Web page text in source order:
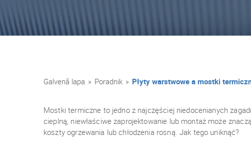
Galvenā lapa » Poradnik » Płyty warstwowe a mostki
Mostki termiczne to jedno z najczęściej niedocenianych
cieplną, niewłaściwe zaprojektowanie lub montaż może
koszty ogrzewania lub chłodzenia rosną. Jak tego uniknąć?